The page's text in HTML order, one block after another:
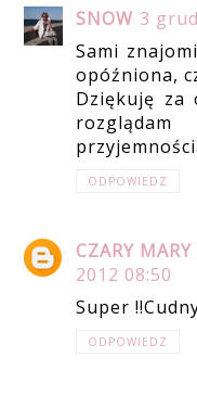
SNOW 3
Sami
opóźniona,
Dziękuję za
ODPOWIEDZ
CZARY
2012 08:50
Super
ODPOWIEDZ